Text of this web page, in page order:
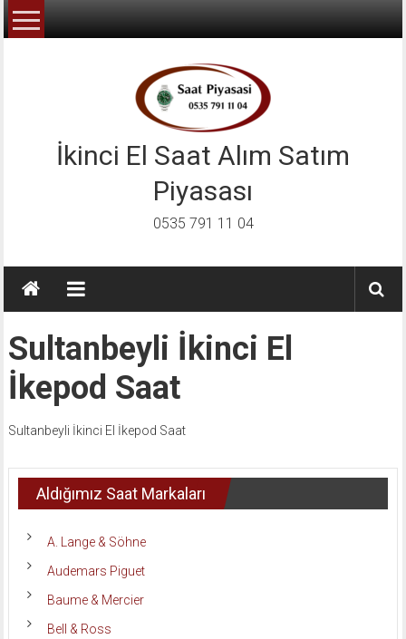
İçeriğe
geç
İkinci El Saat Alım Satım
Piyasası
0535 791 11 04
Sultanbeyli İkinci El
İkepod Saat
Sultanbeyli İkinci El İkepod Saat
Aldığımız Saat Markaları
A. Lange & Söhne
Audemars Piguet
Baume & Mercier
Bell & Ross